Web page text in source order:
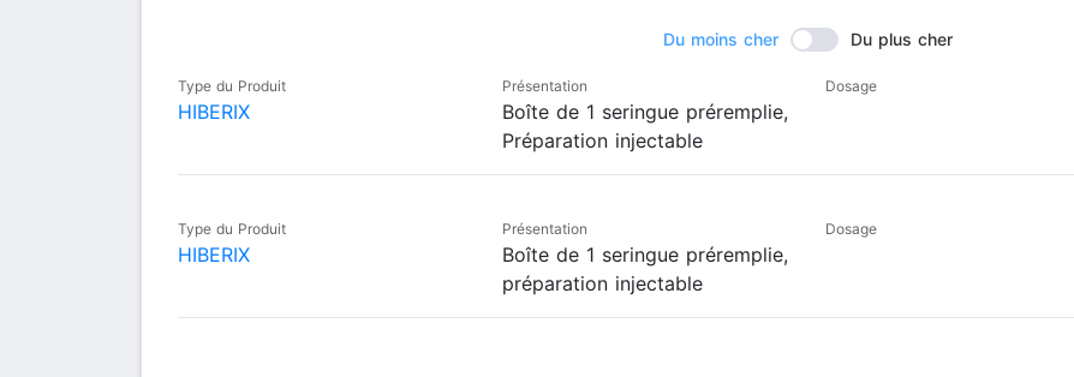
Du moins cher Du plus cher
Type du Produit
HIBERIX
Présentation
Boîte de 1 seringue préremplie,
Préparation injectable
Dosage
Type du Produit
HIBERIX
Présentation
Boîte de 1 seringue préremplie,
préparation injectable
Dosage